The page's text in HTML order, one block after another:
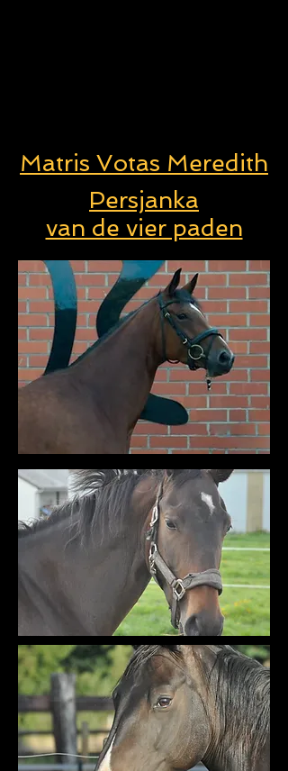
Matris Votas Meredith
Persjanka
van de vier paden